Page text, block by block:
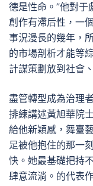
德是性命。”他對
創作有滯后性，一
事況漫長的幾年，
的市場剖析才能等
計謀策劃放到社會
盡管轉型成為治理
排練講述黃旭華院
給他新穎感，舞臺
足被他抱住的那一
快。她最基礎把持
肆意流淌。的代表